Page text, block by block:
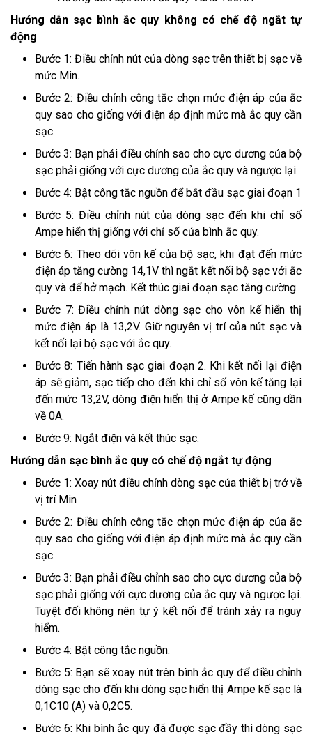
Hướng dẫn sạc bình ắc quy không có chế độ ngắt tự
động
Bước 1: Điều chỉnh nút của dòng sạc trên thiết bị sạc về
mức Min.
Bước 2: Điều chỉnh công tắc chọn mức điện áp của ắc
quy sao cho giống với điện áp định mức mà ắc quy cần
sạc.
Bước 3: Bạn phải điều chỉnh sao cho cực dương của bộ
sạc phải giống với cực dương của ắc quy và ngược lại.
Bước 4: Bật công tắc nguồn để bắt đầu sạc giai đoạn 1
Bước 5: Điều chỉnh nút của dòng sạc đến khi chỉ số
Ampe hiển thị giống với chỉ số của bình ắc quy.
Bước 6: Theo dõi vôn kế của bộ sạc, khi đạt đến mức
điện áp tăng cường 14,1V thì ngắt kết nối bộ sạc với ắc
quy và để hở mạch. Kết thúc giai đoạn sạc tăng cường.
Bước 7: Điều chỉnh nút dòng sạc cho vôn kế hiển thị
mức điện áp là 13,2V. Giữ nguyên vị trí của nút sạc và
kết nối lại bộ sạc với ắc quy.
Bước 8: Tiến hành sạc giai đoạn 2. Khi kết nối lại điện
áp sẽ giảm, sạc tiếp cho đến khi chỉ số vôn kế tăng lại
đến mức 13,2V, dòng điện hiển thị ở Ampe kế cũng dần
về 0A.
Bước 9: Ngắt điện và kết thúc sạc.
Hướng dẫn sạc bình ắc quy có chế độ ngắt tự động
Bước 1: Xoay nút điều chỉnh dòng sạc của thiết bị trở về
vị trí Min
Bước 2: Điều chỉnh công tắc chọn mức điện áp của ắc
quy sao cho giống với điện áp định mức mà ắc quy cần
sạc.
Bước 3: Bạn phải điều chỉnh sao cho cực dương của bộ
sạc phải giống với cực dương của ắc quy và ngược lại.
Tuyệt đối không nên tự ý kết nối để tránh xảy ra nguy
hiểm.
Bước 4: Bật công tắc nguồn.
Bước 5: Bạn sẽ xoay nút trên bình ắc quy để điều chỉnh
dòng sạc cho đến khi dòng sạc hiển thị Ampe kế sạc là
0,1C10 (A) và 0,2C5.
Bước 6: Khi bình ắc quy đã được sạc đầy thì dòng sạc